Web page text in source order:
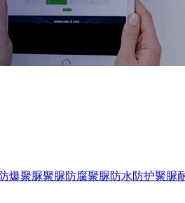
防爆聚脲聚脲防腐聚脲防水防护聚脲